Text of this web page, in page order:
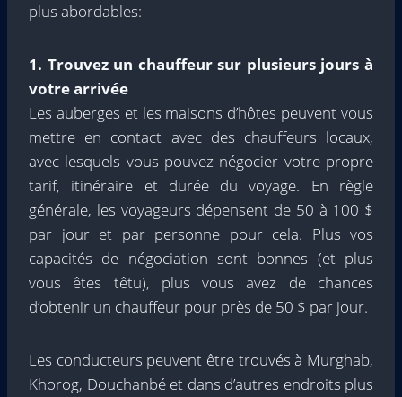
plus abordables:
1. Trouvez un chauffeur sur plusieurs jours à
votre arrivée
Les auberges et les maisons d’hôtes peuvent vous
mettre en contact avec des chauffeurs locaux,
avec lesquels vous pouvez négocier votre propre
tarif, itinéraire et durée du voyage. En règle
générale, les voyageurs dépensent de 50 à 100 $
par jour et par personne pour cela. Plus vos
capacités de négociation sont bonnes (et plus
vous êtes têtu), plus vous avez de chances
d’obtenir un chauffeur pour près de 50 $ par jour.
Les conducteurs peuvent être trouvés à Murghab,
Khorog, Douchanbé et dans d’autres endroits plus